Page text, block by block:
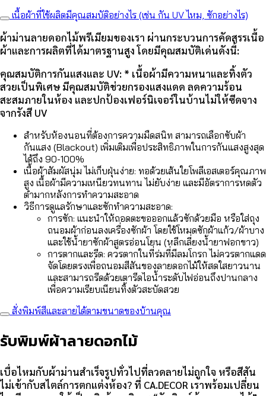
เนื้อผ้าที่ใช้ผลิตมีคุณสมบัติอย่างไร (เช่น กัน UV ไหม, ซักอย่างไร)
ผ้าม่านลายดอกไม้พรีเมียมของเรา ผ่านกระบวนการคัดสรรเนื้อ
ผ้าและการผลิตที่ได้มาตรฐานสูง โดยมีคุณสมบัติเด่นดังนี้:
คุณสมบัติการกันแสงและ UV: * เนื้อผ้ามีความหนาและทิ้งตัว
สวยเป็นพิเศษ มีคุณสมบัติช่วยกรองแสงแดด ลดความร้อน
สะสมภายในห้อง และปกป้องเฟอร์นิเจอร์ในบ้านไม่ให้ซีดจาง
จากรังสี UV
สำหรับห้องนอนที่ต้องการความมืดสนิท สามารถเลือกซับผ้า
กันแสง (Blackout) เพิ่มเติมเพื่อประสิทธิภาพในการกันแสงสูงสุด
ได้ถึง 90-100%
เนื้อผ้าสัมผัสนุ่ม ไม่เก็บฝุ่นง่าย: ทอด้วยเส้นใยโพลีเอสเตอร์คุณภาพ
สูง เนื้อผ้ามีความเหนียวทนทาน ไม่ยับง่าย และมีอัตราการหดตัว
ต่ำมากหลังการทำความสะอาด
วิธีการดูแลรักษาและซักทำความสะอาด:
การซัก: แนะนำให้ถอดตะขอออกแล้วซักด้วยมือ หรือใส่ถุง
ถนอมผ้าก่อนลงเครื่องซักผ้า โดยใช้โหมดซักผ้าแก้ว/ผ้าบาง
และใช้น้ำยาซักผ้าสูตรอ่อนโยน (หลีกเลี่ยงน้ำยาฟอกขาว)
การตากและรีด: ควรตากในที่ร่มที่มีลมโกรก ไม่ควรตากแดด
จัดโดยตรงเพื่อถนอมสีสันของลายดอกไม้ให้สดใสยาวนาน
และสามารถรีดด้วยเตารีดไอน้ำระดับไฟอ่อนถึงปานกลาง
เพื่อความเรียบเนียนทิ้งตัวสะบัดสวย
สั่งพิมพ์สีและลายได้ตามขนาดของบ้านคุณ
รับพิมพ์ผ้าลายดอกไม้
เบื่อไหมกับผ้าม่านสำเร็จรูปทั่วไปที่ลวดลายไม่ถูกใจ หรือสีสัน
ไม่เข้ากับสไตล์การตกแต่งห้อง? ที่ CA.DECOR เราพร้อมเปลี่ยน